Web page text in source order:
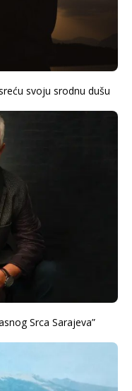
svoju srodnu dušu
Srca Sarajeva”